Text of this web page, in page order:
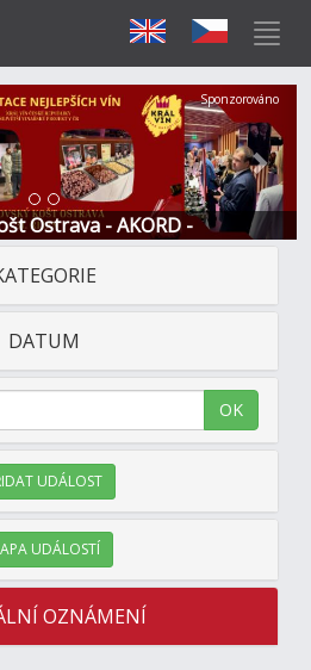
Ostrava - AKORD -
Další
Sponzorováno
DATUM
OK
UDÁLOST
UDÁLOSTÍ
OZNÁMENÍ